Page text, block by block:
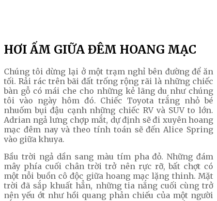
HƠI ẤM GIỮA ĐÊM HOANG MẠC
Chúng tôi dừng lại ở một trạm nghỉ bên đường để ăn
tối. Rải rác trên bãi đất trống rộng rãi là những chiếc
bàn gỗ có mái che cho những kẻ lãng du như chúng
tôi vào ngày hôm đó. Chiếc Toyota trắng nhỏ bé
nhuốm bụi đậu cạnh những chiếc RV và SUV to lớn.
Adrian ngả lưng chợp mắt, dự định sẽ đi xuyên hoang
mạc đêm nay và theo tính toán sẽ đến Alice Spring
vào giữa khuya.
Bầu trời ngả dần sang màu tím pha đỏ. Những đám
mây phía cuối chân trời trở nên rực rỡ, bất chợt có
một nỗi buồn cô độc giữa hoang mạc lặng thinh. Mặt
trời đã sắp khuất hẳn, những tia nắng cuối cùng trở
nên yếu ớt như hồi quang phản chiếu của một người